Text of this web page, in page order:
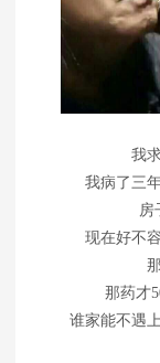
我
我病了三
房
现在好不
那药才
谁家能不遇